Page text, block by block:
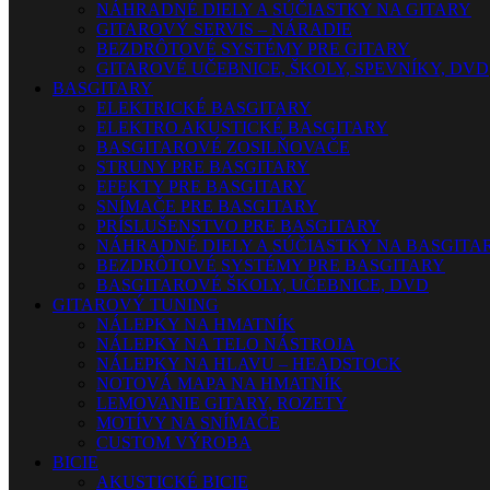
NÁHRADNÉ DIELY A SÚČIASTKY NA GITARY
GITAROVÝ SERVIS – NÁRADIE
BEZDRÔTOVÉ SYSTÉMY PRE GITARY
GITAROVÉ UČEBNICE, ŠKOLY, SPEVNÍKY, DVD
BASGITARY
ELEKTRICKÉ BASGITARY
ELEKTRO AKUSTICKÉ BASGITARY
BASGITAROVÉ ZOSILŇOVAČE
STRUNY PRE BASGITARY
EFEKTY PRE BASGITARY
SNÍMAČE PRE BASGITARY
PRÍSLUŠENSTVO PRE BASGITARY
NÁHRADNÉ DIELY A SÚČIASTKY NA
BEZDRÔTOVÉ SYSTÉMY PRE BASGITARY
BASGITAROVÉ ŠKOLY, UČEBNICE, DVD
GITAROVÝ TUNING
NÁLEPKY NA HMATNÍK
NÁLEPKY NA TELO NÁSTROJA
NÁLEPKY NA HLAVU – HEADSTOCK
NOTOVÁ MAPA NA HMATNÍK
LEMOVANIE GITARY, ROZETY
MOTÍVY NA SNÍMAČE
CUSTOM VÝROBA
BICIE
AKUSTICKÉ BICIE